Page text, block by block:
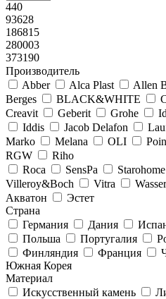
440
93628
186815
280003
373190
Производитель
Abber
Alca Plast Allen
Berges
BLACK&WHITE
Creavit
Geberit Grohe
Iddis
Jacob Delafon
Marko
Melana OLI
RGW
Riho
Roca
SensPa Starohome
Villeroy&Boсh
Vitra
Акватон
Эстет
Страна
Германия
Дания
Польша
Португалия
Финляндия
Франция
Южная Корея
Материал
Искусственный камень